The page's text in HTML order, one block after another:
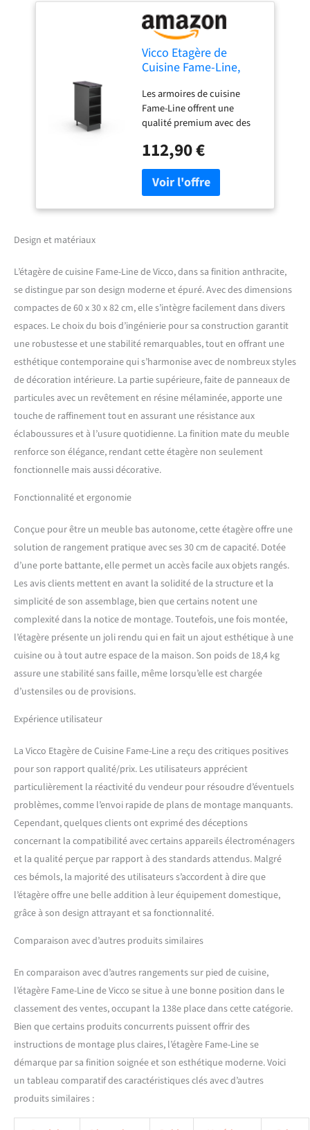
Vicco Etagère de
Cuisine Fame-Line,
Les armoires de cuisine
Fame-Line offrent une
qualité premium avec des
solides, des charnières soft-
closing pratiques et des
coulisses métalliques à
sortie totale à des prix
raisonnables. Créez la
partir de différents modules.
DIMENSIONS : Le Meuble
bas pour la cuisine mesure
30 cm - Largeur, 82 cm -
Hauteur, 60 cm - Profondeur.
Toutes les tailles détaillées
sont indiquées sur les
meubles de cuisine sont
composés de panneaux de
particules de 16 mm faciles
à entretenir, avec un
mélamine. Les façades sont
fabriquées en MDF de haute
matériel de montage,
instructions de montage
(sauf indication contraire,
électroménagers et les
décorations ne sont pas
compris dans la livraison)
112,90 €
Design et matériaux
L’étagère de cuisine Fame-Line de Vicco, dans sa finition anthracite,
se distingue par son design moderne et épuré. Avec des dimensions
compactes de 60 x 30 x 82 cm, elle s’intègre facilement dans divers
espaces. Le choix du bois d’ingénierie pour sa construction garantit
une robustesse et une stabilité remarquables, tout en offrant une
esthétique contemporaine qui s’harmonise avec de nombreux styles
de décoration intérieure. La partie supérieure, faite de panneaux de
particules avec un revêtement en résine mélaminée, apporte une
touche de raffinement tout en assurant une résistance aux
éclaboussures et à l’usure quotidienne. La finition mate du meuble
renforce son élégance, rendant cette étagère non seulement
fonctionnelle mais aussi décorative.
Fonctionnalité et ergonomie
Conçue pour être un meuble bas autonome, cette étagère offre une
solution de rangement pratique avec ses 30 cm de capacité. Dotée
d’une porte battante, elle permet un accès facile aux objets rangés.
Les avis clients mettent en avant la solidité de la structure et la
simplicité de son assemblage, bien que certains notent une
complexité dans la notice de montage. Toutefois, une fois montée,
l’étagère présente un joli rendu qui en fait un ajout esthétique à une
cuisine ou à tout autre espace de la maison. Son poids de 18,4 kg
assure une stabilité sans faille, même lorsqu’elle est chargée
d’ustensiles ou de provisions.
Expérience utilisateur
La Vicco Etagère de Cuisine Fame-Line a reçu des critiques positives
pour son rapport qualité/prix. Les utilisateurs apprécient
particulièrement la réactivité du vendeur pour résoudre d’éventuels
problèmes, comme l’envoi rapide de plans de montage manquants.
Cependant, quelques clients ont exprimé des déceptions
concernant la compatibilité avec certains appareils électroménagers
et la qualité perçue par rapport à des standards attendus. Malgré
ces bémols, la majorité des utilisateurs s’accordent à dire que
l’étagère offre une belle addition à leur équipement domestique,
grâce à son design attrayant et sa fonctionnalité.
Comparaison avec d’autres produits similaires
En comparaison avec d’autres rangements sur pied de cuisine,
l’étagère Fame-Line de Vicco se situe à une bonne position dans le
classement des ventes, occupant la 138e place dans cette catégorie.
Bien que certains produits concurrents puissent offrir des
instructions de montage plus claires, l’étagère Fame-Line se
démarque par sa finition soignée et son esthétique moderne. Voici
un tableau comparatif des caractéristiques clés avec d’autres
produits similaires :